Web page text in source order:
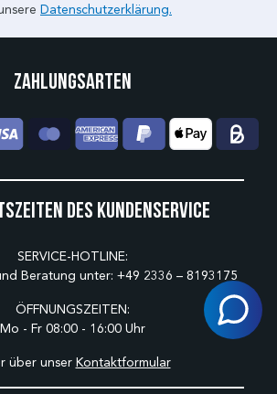
Datenschutzerklärung.
des Kundenservice
SERVICE-HOTLINE:
Beratung unter: +49 2336 – 8193175
ÖFFNUNGSZEITEN:
Mo - Fr 08:00 - 16:00 Uhr
über unser Kontaktformular
Zahlungsarten